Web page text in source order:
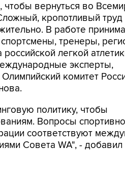
вернуться во
кропотливый труд
В работе
тренеры,
легкой
эксперты,
комитет
политику, чтобы
Вопросы
соответствуют
Совета WA", - добавил